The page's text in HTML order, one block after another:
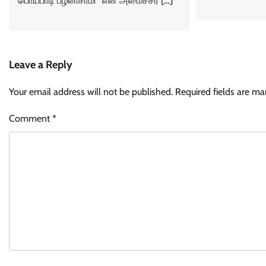
Leave a Reply
Your email address will not be published. Required fields are
Comment*